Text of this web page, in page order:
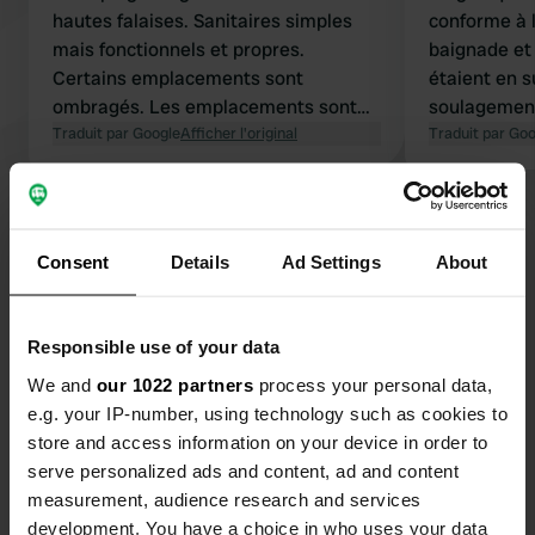
Consent Details Ad Settings About
Responsible use of your data
We and our 1022 partners process your personal data,
e.g. your IP-number, using technology such as cookies to
store and access information on your device in order to
serve personalized ads and content, ad and content
measurement, audience research and services
development. You have a choice in who uses your data
hautes falaises. Sanitaires simples
mais fonctionnels et propres.
Certains emplacements sont
ombragés. Les emplacements sont
spacieux. Les lundis, mercredis et
vendredis 19, des légumes, du
(je ne l'ai pas testé). Le camping est
pied sûr. La mer est déconseillée aux
jeunes enfants. Des transats avec
parasols sont disponibles à la
location.
Traduit par GoogleAfficher l'original
conforme à
baignade
étaient en
Traduit par
Contact
Emplacement